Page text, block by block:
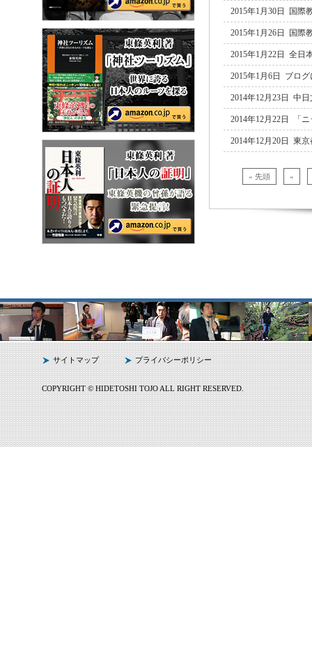
2015年1月30日 国際
2015年1月26日 国際
2015年1月22日 全日
2015年1月6日 ブロ
2014年12月23日 中
2014年12月22日 「
2014年12月20日 東
« 先頭 «
サイトマップ プライバシーポリシー
COPYRIGHT © HIDETOSHI TOJO ALL RIGHT RESERVED.